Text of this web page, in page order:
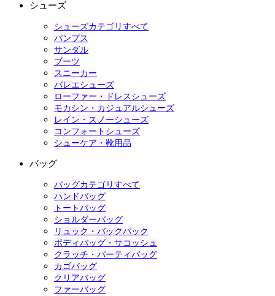
シューズ
シューズカテゴリすべて
パンプス
サンダル
ブーツ
スニーカー
バレエシューズ
ローファー・ドレスシューズ
モカシン・カジュアルシューズ
レイン・スノーシューズ
コンフォートシューズ
シューケア・靴用品
バッグ
バッグカテゴリすべて
ハンドバッグ
トートバッグ
ショルダーバッグ
リュック・バックパック
ボディバッグ・サコッシュ
クラッチ・パーティバッグ
カゴバッグ
クリアバッグ
ファーバッグ